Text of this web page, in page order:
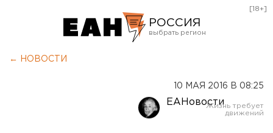
РОССИЯ
Оренбург
[18+]
← НОВОСТИ
10 МАЯ 2016 В 08:25
ЕАНовости